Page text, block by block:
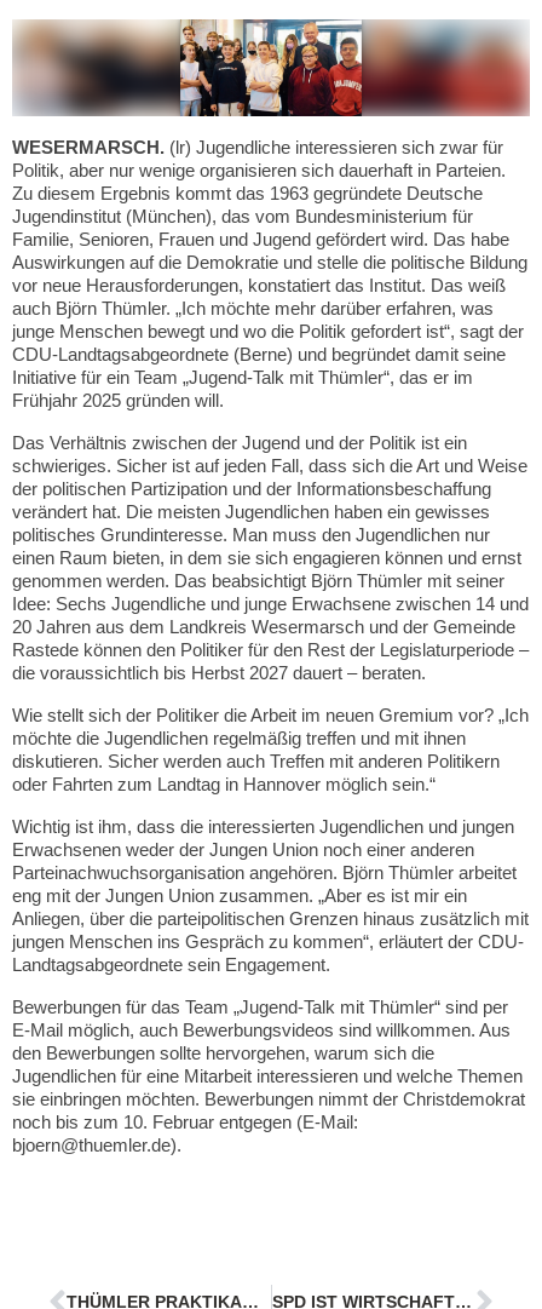
WESERMARSCH. (lr) Jugendliche interessieren sich zwar für
Politik, aber nur wenige organisieren sich dauerhaft in Parteien.
Zu diesem Ergebnis kommt das 1963 gegründete Deutsche
Jugendinstitut (München), das vom Bundesministerium für
Familie, Senioren, Frauen und Jugend gefördert wird. Das habe
Auswirkungen auf die Demokratie und stelle die politische Bildung
vor neue Herausforderungen, konstatiert das Institut. Das weiß
auch Björn Thümler. „Ich möchte mehr darüber erfahren, was
junge Menschen bewegt und wo die Politik gefordert ist“, sagt der
CDU-Landtagsabgeordnete (Berne) und begründet damit seine
Initiative für ein Team „Jugend-Talk mit Thümler“, das er im
Frühjahr 2025 gründen will.
Das Verhältnis zwischen der Jugend und der Politik ist ein
schwieriges. Sicher ist auf jeden Fall, dass sich die Art und Weise
der politischen Partizipation und der Informationsbeschaffung
verändert hat. Die meisten Jugendlichen haben ein gewisses
politisches Grundinteresse. Man muss den Jugendlichen nur
einen Raum bieten, in dem sie sich engagieren können und ernst
genommen werden. Das beabsichtigt Björn Thümler mit seiner
Idee: Sechs Jugendliche und junge Erwachsene zwischen 14 und
20 Jahren aus dem Landkreis Wesermarsch und der Gemeinde
Rastede können den Politiker für den Rest der Legislaturperiode –
die voraussichtlich bis Herbst 2027 dauert – beraten.
Wie stellt sich der Politiker die Arbeit im neuen Gremium vor? „Ich
möchte die Jugendlichen regelmäßig treffen und mit ihnen
diskutieren. Sicher werden auch Treffen mit anderen Politikern
oder Fahrten zum Landtag in Hannover möglich sein.“
Wichtig ist ihm, dass die interessierten Jugendlichen und jungen
Erwachsenen weder der Jungen Union noch einer anderen
Parteinachwuchsorganisation angehören. Björn Thümler arbeitet
eng mit der Jungen Union zusammen. „Aber es ist mir ein
Anliegen, über die parteipolitischen Grenzen hinaus zusätzlich mit
jungen Menschen ins Gespräch zu kommen“, erläutert der CDU-
Landtagsabgeordnete sein Engagement.
Bewerbungen für das Team „Jugend-Talk mit Thümler“ sind per
E-Mail möglich, auch Bewerbungsvideos sind willkommen. Aus
den Bewerbungen sollte hervorgehen, warum sich die
Jugendlichen für eine Mitarbeit interessieren und welche Themen
sie einbringen möchten. Bewerbungen nimmt der Christdemokrat
noch bis zum 10. Februar entgegen (E-Mail:
bjoern@thuemler.de).
THÜMLER PRAKTIKANT IN DER BUCHHANDLUNG: “LESEFÖRDERUNG AUCH AUFGABE DER POLITIK” SPD IST WIRTSCHAFTSFEINDLICH KZW